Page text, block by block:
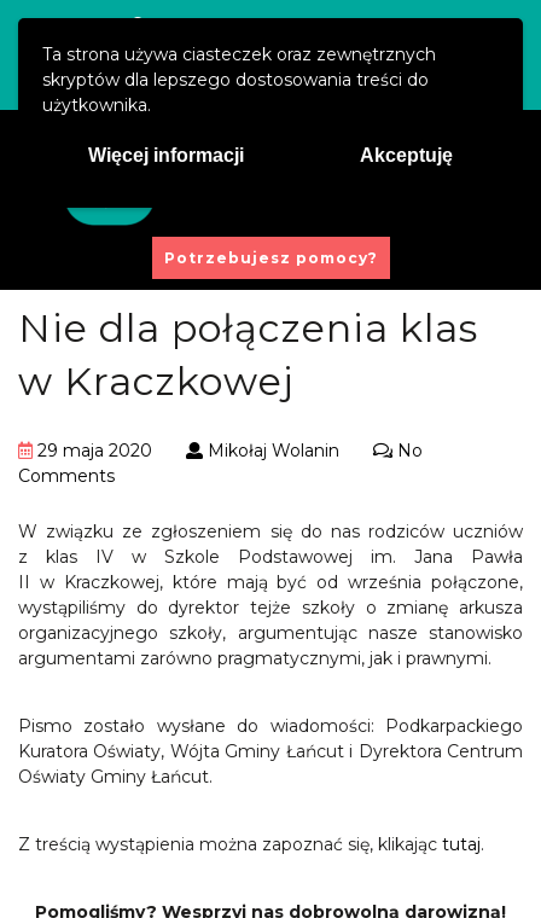
Ta strona używa ciasteczek oraz zewnętrznych
skryptów dla lepszego dostosowania treści do
użytkownika.
Więcej informacji Akceptuję
kontakt@prawaucznia.pl
Potrzebujesz pomocy?
Nie dla połączenia klas
w Kraczkowej
29 maja 2020 Mikołaj Wolanin
No
Comments
W związku ze zgłoszeniem się do nas rodziców uczniów
z klas IV w Szkole Podstawowej im. Jana Pawła
II w Kraczkowej, które mają być od września połączone,
wystąpiliśmy do dyrektor tejże szkoły o zmianę arkusza
organizacyjnego szkoły, argumentując nasze stanowisko
argumentami zarówno pragmatycznymi, jak i prawnymi.
Pismo zostało wysłane do wiadomości: Podkarpackiego
Kuratora Oświaty, Wójta Gminy Łańcut i Dyrektora Centrum
Oświaty Gminy Łańcut.
Z treścią wystąpienia można zapoznać się, klikając tutaj.
Pomogliśmy? Wesprzyj nas dobrowolną darowizną!